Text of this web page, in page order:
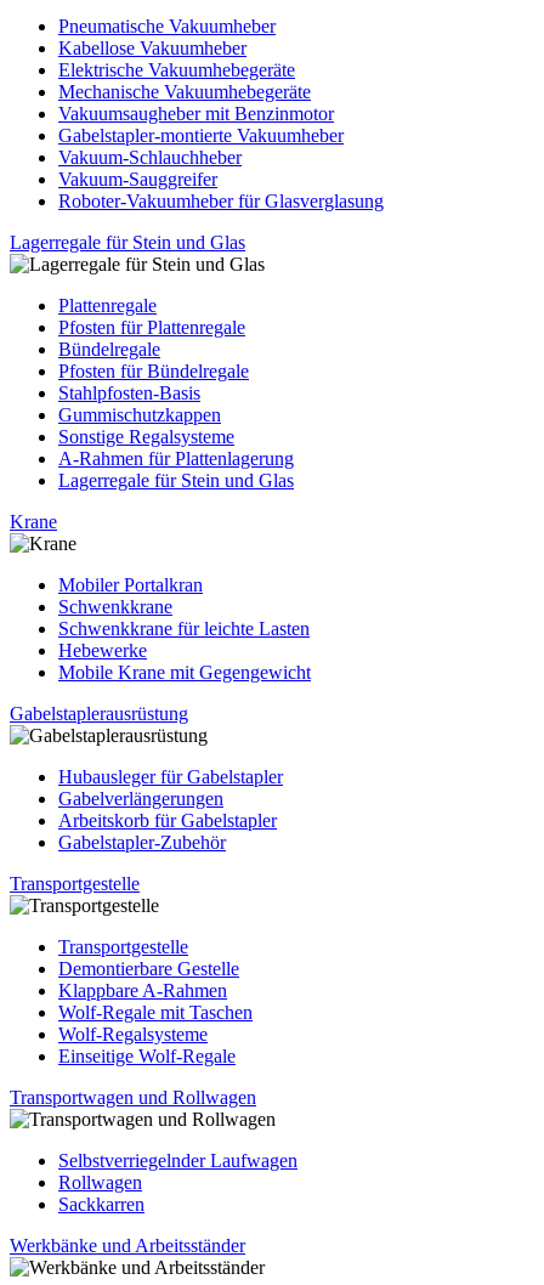
Pneumatische Vakuumheber
Kabellose Vakuumheber
Elektrische Vakuumhebegeräte
Mechanische Vakuumhebegeräte
Vakuumsaugheber mit Benzinmotor
Gabelstapler-montierte Vakuumheber
Vakuum-Schlauchheber
Vakuum-Sauggreifer
Roboter-Vakuumheber für Glasverglasung
Lagerregale für Stein und Glas
Plattenregale
Pfosten für Plattenregale
Bündelregale
Pfosten für Bündelregale
Stahlpfosten-Basis
Gummischutzkappen
Sonstige Regalsysteme
A-Rahmen für Plattenlagerung
Lagerregale für Stein und Glas
Krane
Mobiler Portalkran
Schwenkkrane
Schwenkkrane für leichte Lasten
Hebewerke
Mobile Krane mit Gegengewicht
Gabelstaplerausrüstung
Hubausleger für Gabelstapler
Gabelverlängerungen
Arbeitskorb für Gabelstapler
Gabelstapler-Zubehör
Transportgestelle
Transportgestelle
Demontierbare Gestelle
Klappbare A-Rahmen
Wolf-Regale mit Taschen
Wolf-Regalsysteme
Einseitige Wolf-Regale
Transportwagen und Rollwagen
Selbstverriegelnder Laufwagen
Rollwagen
Sackkarren
Werkbänke und Arbeitsständer